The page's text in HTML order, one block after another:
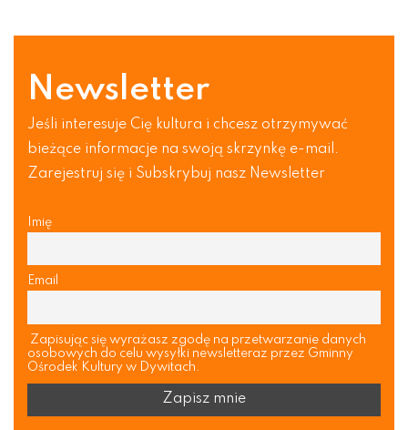
Newsletter
Jeśli interesuje Cię kultura i chcesz otrzymywać
bieżące informacje na swoją skrzynkę e-mail.
Zarejestruj się i Subskrybuj nasz Newsletter
Imię
Email
Zapisując się wyrażasz zgodę na przetwarzanie danych
osobowych do celu wysyłki newsletteraz przez Gminny
Ośrodek Kultury w Dywitach.